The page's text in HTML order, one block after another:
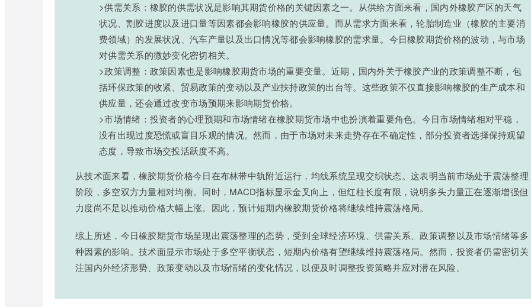
>供需关系：橡胶的供需状况是影响其期货价格的关键因素之一。从供给方面来看，国内外橡胶产区的天气
状况、割胶进度以及进口量等因素都会影响橡胶的供应量。而从需求方面来看，轮胎制造业（橡胶的主要消
费领域）的发展状况、汽车产量以及出口情况等都会影响橡胶的需求量。今日橡胶期货价格的波动，与市场
对供需关系的微妙变化密切相关。
>政策调整：政策因素也是影响橡胶期货市场的重要变量。近期，国内外关于橡胶产业的政策调整不断，包
括环保政策的收紧、贸易政策的变动以及产业扶持政策的出台等。这些政策不仅直接影响橡胶的生产成本和
供应量，还会通过改变市场预期来影响期货价格。
>市场情绪：投资者的心理预期和市场情绪在橡胶期货市场中也扮演着重要角色。今日市场情绪相对平稳，
没有出现过度恐慌或盲目乐观的情况。然而，由于市场对未来走势存在不确定性，部分投资者选择保持观望
态度，导致市场交投活跃度不高。
从技术面来看，橡胶期货价格今日在布林带中轨附近运行，均线系统呈现交织状态。这表明当前市场处于震荡整理
阶段，多空双方力量相对均衡。同时，MACD指标显示金叉向上，但红柱长度有限，说明多头力量正在逐渐增强但
力度尚不足以推动价格大幅上涨。因此，预计短期内橡胶期货价格将继续维持震荡格局。
综上所述，今日橡胶期货市场呈现出震荡整理的态势，受到全球经济环境、供需关系、政策调整以及市场情绪等多
种因素的影响。技术面显示市场处于多空平衡状态，短期内价格有望继续维持震荡格局。然而，投资者仍需密切关
注国内外经济形势、政策变动以及市场情绪的变化情况，以便及时调整投资策略并应对潜在风险。